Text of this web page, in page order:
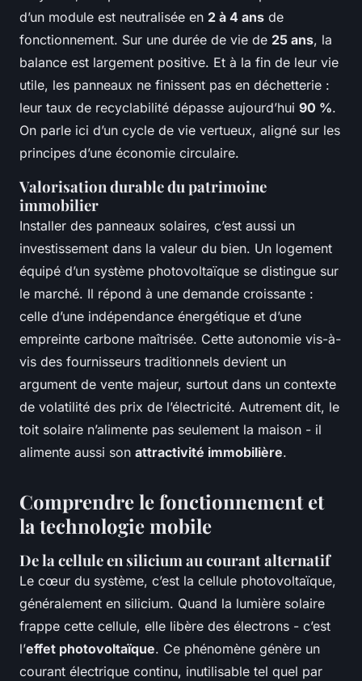
d’un module est neutralisée en 2 à 4 ans de
fonctionnement. Sur une durée de vie de 25 ans, la
balance est largement positive. Et à la fin de leur vie
utile, les panneaux ne finissent pas en déchetterie :
leur taux de recyclabilité dépasse aujourd’hui 90 %.
On parle ici d’un cycle de vie vertueux, aligné sur les
principes d’une économie circulaire.
Valorisation durable du patrimoine
immobilier
Installer des panneaux solaires, c’est aussi un
investissement dans la valeur du bien. Un logement
équipé d’un système photovoltaïque se distingue sur
le marché. Il répond à une demande croissante :
celle d’une indépendance énergétique et d’une
empreinte carbone maîtrisée. Cette autonomie vis-à-
vis des fournisseurs traditionnels devient un
argument de vente majeur, surtout dans un contexte
de volatilité des prix de l’électricité. Autrement dit, le
toit solaire n’alimente pas seulement la maison - il
alimente aussi son attractivité immobilière.
Comprendre le fonctionnement et
la technologie mobile
De la cellule en silicium au courant alternatif
Le cœur du système, c’est la cellule photovoltaïque,
généralement en silicium. Quand la lumière solaire
frappe cette cellule, elle libère des électrons - c’est
l’effet photovoltaïque. Ce phénomène génère un
courant électrique continu, inutilisable tel quel par